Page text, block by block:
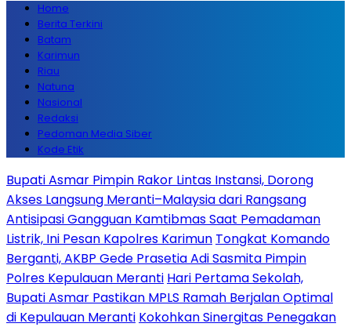
Home
Berita Terkini
Batam
Karimun
Riau
Natuna
Nasional
Redaksi
Pedoman Media Siber
Kode Etik
Bupati Asmar Pimpin Rakor Lintas Instansi, Dorong
Akses Langsung Meranti–Malaysia dari Rangsang
Antisipasi Gangguan Kamtibmas Saat Pemadaman
Listrik, Ini Pesan Kapolres Karimun Tongkat Komando
Berganti, AKBP Gede Prasetia Adi Sasmita Pimpin
Polres Kepulauan Meranti Hari Pertama Sekolah,
Bupati Asmar Pastikan MPLS Ramah Berjalan Optimal
di Kepulauan Meranti Kokohkan Sinergitas Penegakan